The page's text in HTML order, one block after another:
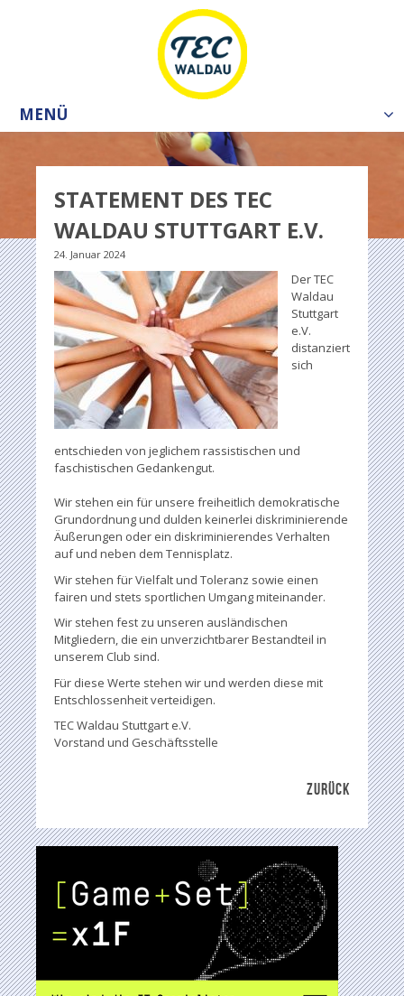
MENÜ
STATEMENT DES TEC
WALDAU STUTTGART E.V.
24. Januar 2024
Der TEC
Waldau
Stuttgart
e.V.
distanziert
sich
entschieden von jeglichem rassistischen und
faschistischen Gedankengut.
Wir stehen ein für unsere freiheitlich demokratische
Grundordnung und dulden keinerlei diskriminierende
Äußerungen oder ein diskriminierendes Verhalten
auf und neben dem Tennisplatz.
Wir stehen für Vielfalt und Toleranz sowie einen
fairen und stets sportlichen Umgang miteinander.
Wir stehen fest zu unseren ausländischen
Mitgliedern, die ein unverzichtbarer Bestandteil in
unserem Club sind.
Für diese Werte stehen wir und werden diese mit
Entschlossenheit verteidigen.
TEC Waldau Stuttgart e.V.
Vorstand und Geschäftsstelle
ZURÜCK